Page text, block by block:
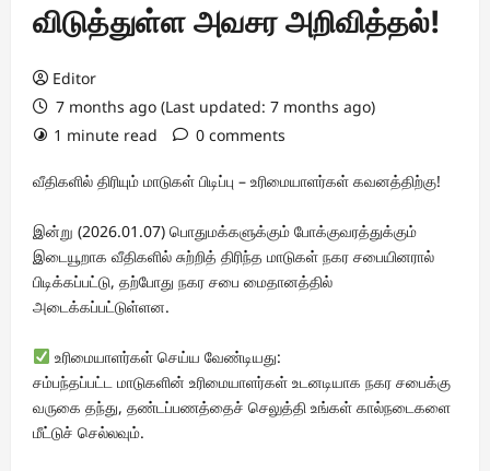
விடுத்துள்ள அவசர அறிவித்தல்!
Editor
7 months ago (Last updated: 7 months ago)
1 minute read
0 comments
வீதிகளில் திரியும் மாடுகள் பிடிப்பு – உரிமையாளர்கள் கவனத்திற்கு!
இன்று (2026.01.07) பொதுமக்களுக்கும் போக்குவரத்துக்கும்
இடையூறாக வீதிகளில் சுற்றித் திரிந்த மாடுகள் நகர சபையினரால்
பிடிக்கப்பட்டு, தற்போது நகர சபை மைதானத்தில்
அடைக்கப்பட்டுள்ளன.
உரிமையாளர்கள் செய்ய வேண்டியது:
சம்பந்தப்பட்ட மாடுகளின் உரிமையாளர்கள் உடனடியாக நகர சபைக்கு
வருகை தந்து, தண்டப்பணத்தைச் செலுத்தி உங்கள் கால்நடைகளை
மீட்டுச் செல்லவும்.